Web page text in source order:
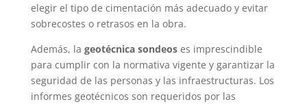
elegir el tipo de cimentación más adecuado y evitar
sobrecostes o retrasos en la obra.
Además, la geotécnica sondeoses imprescindible
para cumplir con la normativa vigente y garantizar la
seguridad de las personas y las infraestructuras. Los
informes geotécnicos son requeridos por las